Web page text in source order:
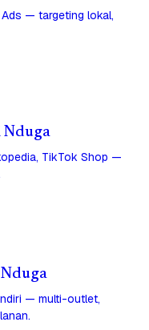
— targeting lokal,
Nduga
TikTok Shop —
— multi-outlet,